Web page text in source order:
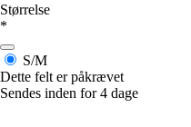
Størrelse
*
S/M
Dette felt er påkrævet
Sendes inden for 4 dage